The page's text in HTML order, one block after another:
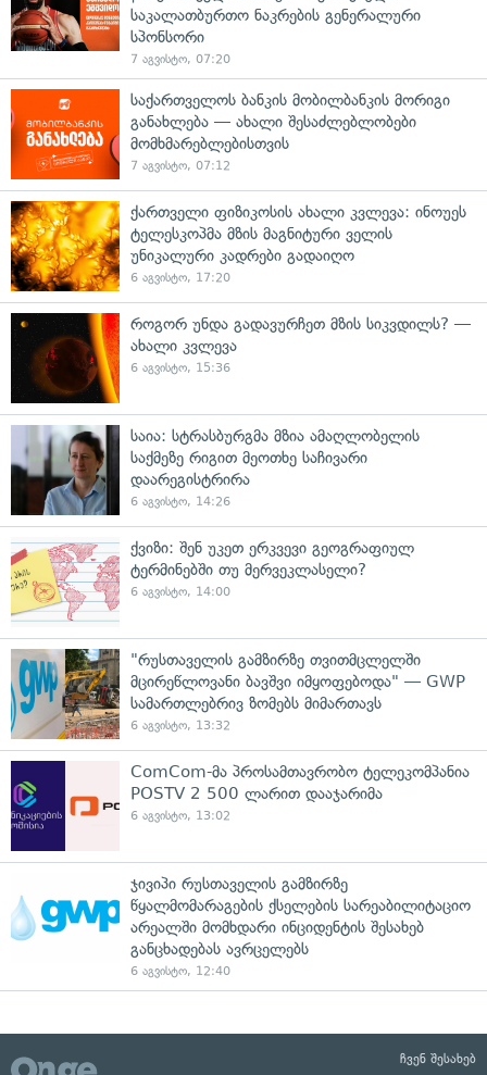
საკალათბურთო ნაკრების გენერალური
სპონსორი
7 აგვისტო, 07:20
საქართველოს ბანკის მობილბანკის მორიგი
განახლება — ახალი შესაძლებლობები
მომხმარებლებისთვის
7 აგვისტო, 07:12
ქართველი ფიზიკოსის ახალი კვლევა: ინოუეს
ტელესკოპმა მზის მაგნიტური ველის
უნიკალური კადრები გადაიღო
6 აგვისტო, 17:20
როგორ უნდა გადავურჩეთ მზის სიკვდილს? —
ახალი კვლევა
6 აგვისტო, 15:36
საია: სტრასბურგმა მზია ამაღლობელის
საქმეზე რიგით მეოთხე საჩივარი
დაარეგისტრირა
6 აგვისტო, 14:26
ქვიზი: შენ უკეთ ერკვევი გეოგრაფიულ
ტერმინებში თუ მერვეკლასელი?
6 აგვისტო, 14:00
"რუსთაველის გამზირზე თვითმცლელში
მცირეწლოვანი ბავშვი იმყოფებოდა" — GWP
სამართლებრივ ზომებს მიმართავს
6 აგვისტო, 13:32
ComCom-მა პროსამთავრობო ტელეკომპანია
POSTV 2 500 ლარით დააჯარიმა
6 აგვისტო, 13:02
ჯივიპი რუსთაველის გამზირზე
წყალმომარაგების ქსელების სარეაბილიტაციო
არეალში მომხდარი ინციდენტის შესახებ
განცხადებას ავრცელებს
6 აგვისტო, 12:40
ჩვენ შესახებ